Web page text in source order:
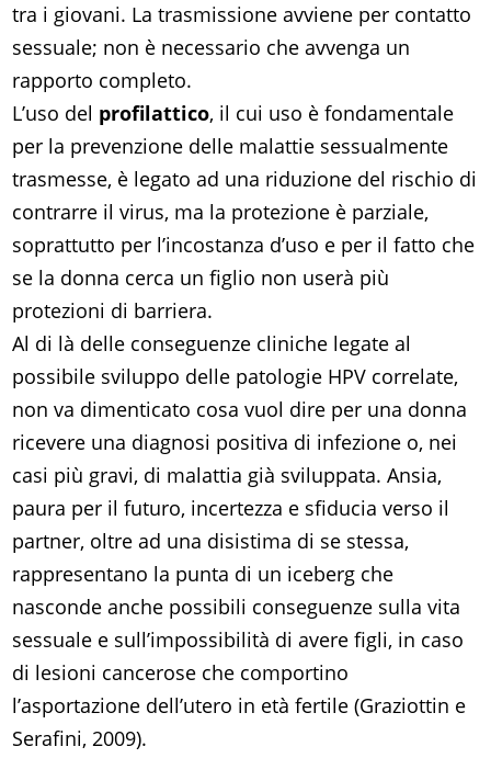
tra i giovani. La trasmissione avviene per contatto
sessuale; non è necessario che avvenga un
rapporto completo.
L’uso del profilattico, il cui uso è fondamentale
per la prevenzione delle malattie sessualmente
trasmesse, è legato ad una riduzione del rischio di
contrarre il virus, ma la protezione è parziale,
soprattutto per l’incostanza d’uso e per il fatto che
se la donna cerca un figlio non userà più
protezioni di barriera.
Al di là delle conseguenze cliniche legate al
possibile sviluppo delle patologie HPV correlate,
non va dimenticato cosa vuol dire per una donna
ricevere una diagnosi positiva di infezione o, nei
casi più gravi, di malattia già sviluppata. Ansia,
paura per il futuro, incertezza e sfiducia verso il
partner, oltre ad una disistima di se stessa,
rappresentano la punta di un iceberg che
nasconde anche possibili conseguenze sulla vita
sessuale e sull’impossibilità di avere figli, in caso
di lesioni cancerose che comportino
l’asportazione dell’utero in età fertile (Graziottin e
Serafini, 2009).